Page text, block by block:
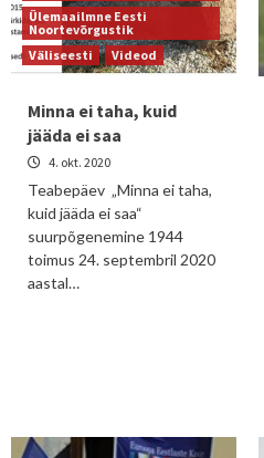
Ülemaailmne Eesti
Noortevõrgustik
Väliseesti
Videod
Minna ei taha, kuid
jääda ei saa
4. okt. 2020
Teabepäev „Minna ei taha,
kuid jääda ei saa“
suurpõgenemine 1944
toimus 24. septembril 2020
aastal…